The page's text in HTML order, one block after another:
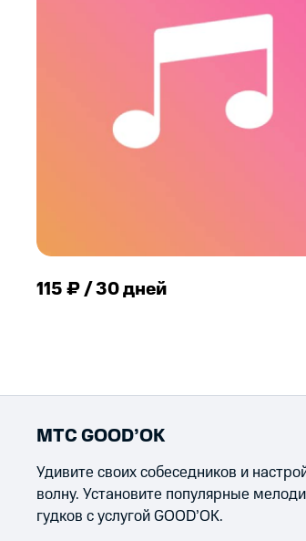
115 ₽ / 30 дней
МТС GOOD’OK
Удивите своих собеседников и
волну. Установите популярные
гудков с услугой GOOD’OK.